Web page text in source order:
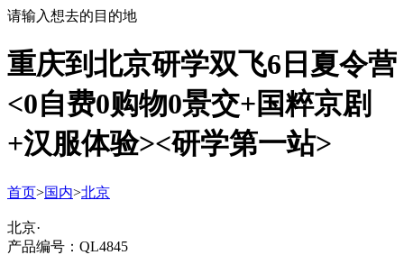
请输入想去的目的地
重庆到北京研学双飞6日夏令营
<0自费0购物0景交+国粹京剧
+汉服体验><研学第一站>
首页>国内>北京
北京·
产品编号：QL4845